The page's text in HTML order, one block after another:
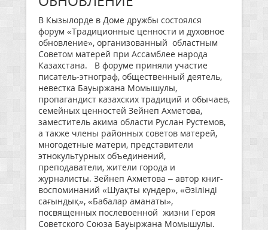
В Кызылорде в Доме дружбы состоялся
форум «Традиционные ценности и духовное
обновление», организованный областным
Советом матерей при Ассамблее народа
Казахстана. В форуме приняли участие
писатель-этнограф, общественный деятель,
невестка Бауыржана Момышулы,
пропагандист казахских традиций и обычаев,
семейных ценностей Зейнеп Ахметова,
заместитель акима области Руслан Рустемов,
а также члены районных советов матерей,
многодетные матери, представители
этнокультурных объединений,
преподаватели, жители города и
журналисты. Зейнеп Ахметова – автор книг-
воспоминаний «Шуақты күндер», «Әзілінді
сағындық», «Бабалар аманаты»,
посвященных послевоенной жизни Героя
Советского Союза Бауыржана Момышулы.